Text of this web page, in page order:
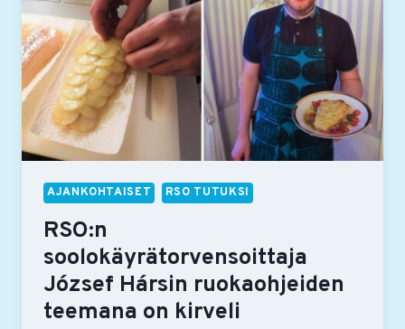
AJANKOHTAISET RSO TUTUKSI
RSO:n
soolokäyrätorvensoittaja
József Hársin ruokaohjeiden
teemana on kirveli